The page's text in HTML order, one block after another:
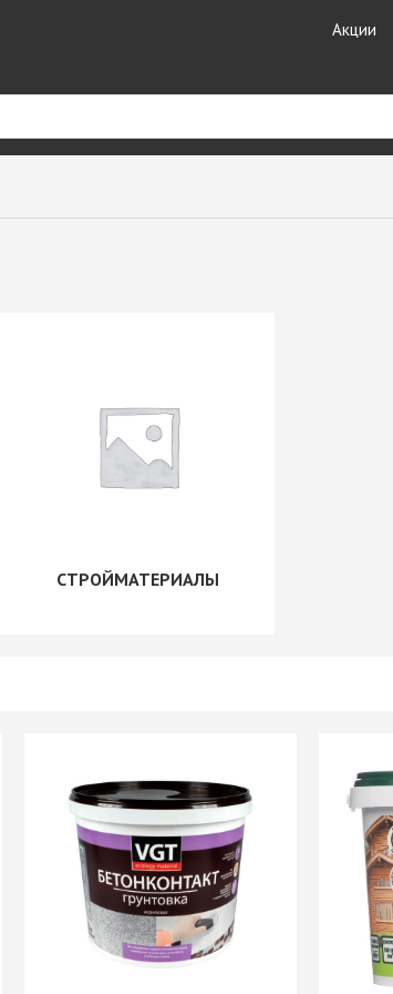
Акции
Кухонные
Плинтуса для столешниц
Смесители GranFest
Стекло каленое
+ еще 1 категории
Кромочные материалы
Крепеж для
Заглушки мебельные
Зеркалодержатели
Крепеж мебельный
прочий
Кронштейны
Магниты мебельные
+ еще 10 категорий
Направляющие
шариковые 17мм/ххх
Направляющие
шариковые 35мм/ххх
Направляющие
шариковые 45мм/ххх
Направляющие
СТРОЙМАТЕРИАЛЫ